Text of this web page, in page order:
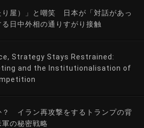
り屋）」と嘲笑 日本が「対話があっ
日中外相の通りすがり接触
Strategy Stays Restrained:
and the Institutionalisation of
？ イラン再攻撃をするトランプの背
の秘密戦略